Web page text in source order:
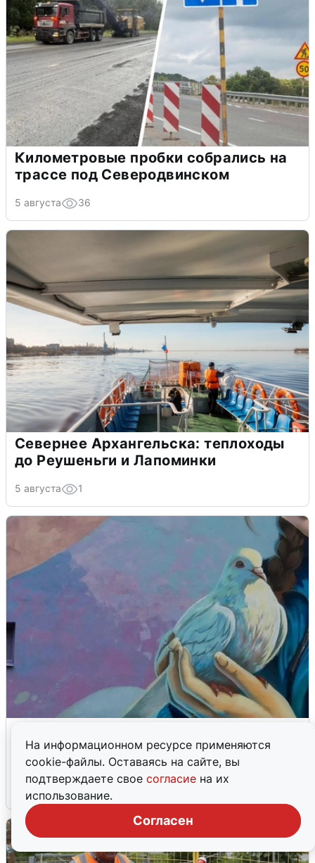
На информационном ресурсе применяются
cookie-файлы. Оставаясь на сайте, вы
подтверждаете свое согласие на их
использование.
Согласен
Километровые пробки собрались на
трассе под Северодвинском
5 августа 36
Севернее Архангельска: теплоходы
до Реушеньги и Лапоминки
5 августа 1
появился мурал «Волонтеры
Победы»
5 августа 0